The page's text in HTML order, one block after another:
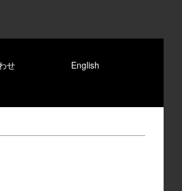
せ English